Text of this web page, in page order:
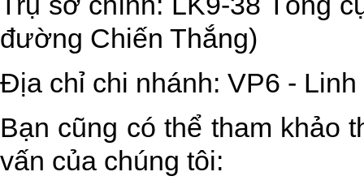
đường Chiến Thắng)
Địa chỉ chi nhánh: VP6 -
Bạn cũng có thể tham khảo
vấn của chúng tôi: